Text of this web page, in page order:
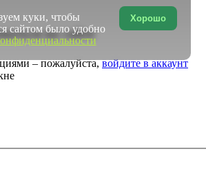
на сайте
– пожалуйста,войдите в аккаунт
Хорошо
куки, чтобы
сайтом было удобно